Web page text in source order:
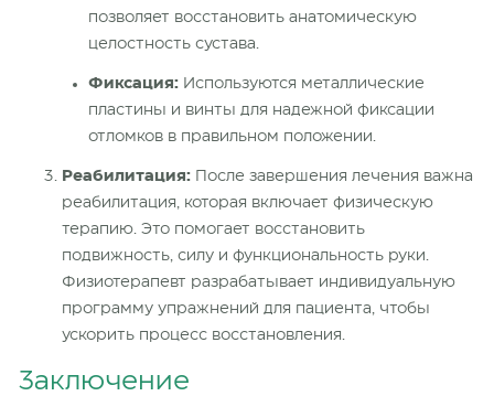
позволяет восстановить анатомическую
целостность сустава.
Фиксация: Используются металлические
пластины и винты для надежной фиксации
отломков в правильном положении.
Реабилитация: После завершения лечения важна
реабилитация, которая включает физическую
терапию. Это помогает восстановить
подвижность, силу и функциональность руки.
Физиотерапевт разрабатывает индивидуальную
программу упражнений для пациента, чтобы
ускорить процесс восстановления.
Заключение